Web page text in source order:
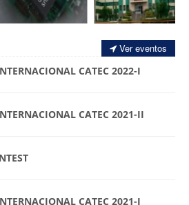
Ver eventos
CATEC 2022-I
CATEC 2021-II
CATEC 2021-I